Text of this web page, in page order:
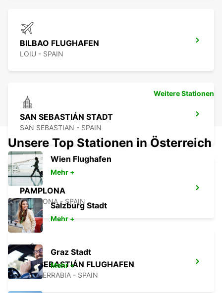
BILBAO FLUGHAFEN
LOIU - SPAIN
SAN SEBASTIÁN STADT
SAN SEBASTIAN - SPAIN
PAMPLONA
PAMPLONA - SPAIN
SAN SEBASTIÁN FLUGHAFEN
FUENTERRABIA - SPAIN
Weitere Stationen
Unsere Top Stationen in Österreich
Wien Flughafen
Mehr +
Salzburg Stadt
Mehr +
Graz Stadt
Mehr +